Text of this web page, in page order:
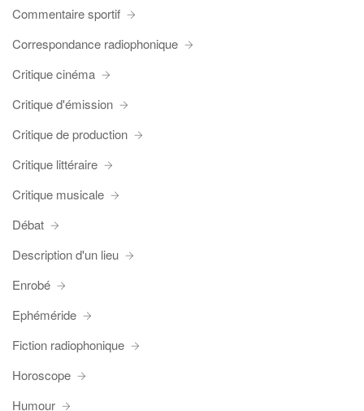
Commentaire sportif
Correspondance radiophonique
Critique cinéma
Critique d'émission
Critique de production
Critique littéraire
Critique musicale
Débat
Description d'un lieu
Enrobé
Ephéméride
Fiction radiophonique
Horoscope
Humour